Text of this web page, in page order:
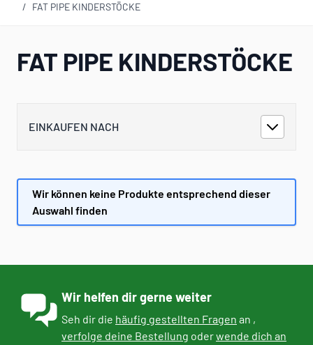
/ FAT PIPE KINDERSTÖCKE
FAT PIPE KINDERSTÖCKE
EINKAUFEN NACH
Wir können keine Produkte entsprechend dieser
Auswahl finden
Wir helfen dir gerne weiter
Seh dir die häufig gestellten Fragen an ,
verfolge deine Bestellung oderwende dich an